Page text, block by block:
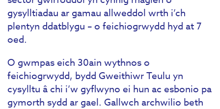
gysylltiadau ar gamau allweddol wrth i’ch
plentyn ddatblygu – o feichiogrwydd hyd at 7
oed.
O gwmpas eich 30ain wythnos o
feichiogrwydd, bydd Gweithiwr Teulu yn
cysylltu â chi i’w gyflwyno ei hun ac esbonio pa
gymorth sydd ar gael. Gallwch archwilio beth